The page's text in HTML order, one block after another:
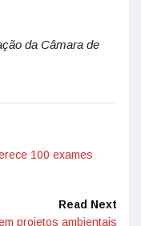
da Câmara de
100 exames
Read Next
projetos ambientais